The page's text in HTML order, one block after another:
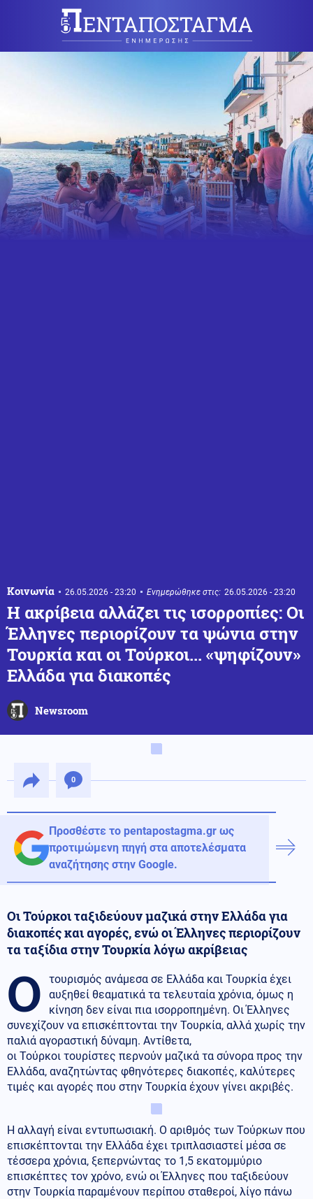
Κοινωνία 26.05.2026 - 23:20 Ενημερώθηκε στις: 26.05.2026 - 23:20
Η ακρίβεια αλλάζει τις ισορροπίες: Οι
Έλληνες περιορίζουν τα ψώνια στην
Τουρκία και οι Τούρκοι... «ψηφίζουν»
Ελλάδα για διακοπές
Newsroom
0
Προσθέστε το pentapostagma.gr ως
προτιμώμενη πηγή στα αποτελέσματα
αναζήτησης στην Google.
Οι Τούρκοι ταξιδεύουν μαζικά στην Ελλάδα για
διακοπές και αγορές, ενώ οι Έλληνες περιορίζουν
τα ταξίδια στην Τουρκία λόγω ακρίβειας
Ο
τουρισμός ανάμεσα σε Ελλάδα και Τουρκία έχει
αυξηθεί θεαματικά τα τελευταία χρόνια, όμως η
κίνηση δεν είναι πια ισορροπημένη. Οι Έλληνες
συνεχίζουν να επισκέπτονται την Τουρκία, αλλά χωρίς την
παλιά αγοραστική δύναμη. Αντίθετα,
οι Τούρκοι τουρίστες περνούν μαζικά τα σύνορα προς την
Ελλάδα, αναζητώντας φθηνότερες διακοπές, καλύτερες
τιμές και αγορές που στην Τουρκία έχουν γίνει ακριβές.
Η αλλαγή είναι εντυπωσιακή. Ο αριθμός των Τούρκων που
επισκέπτονται την Ελλάδα έχει τριπλασιαστεί μέσα σε
τέσσερα χρόνια, ξεπερνώντας το 1,5 εκατομμύριο
επισκέπτες τον χρόνο, ενώ οι Έλληνες που ταξιδεύουν
στην Τουρκία παραμένουν περίπου σταθεροί, λίγο πάνω